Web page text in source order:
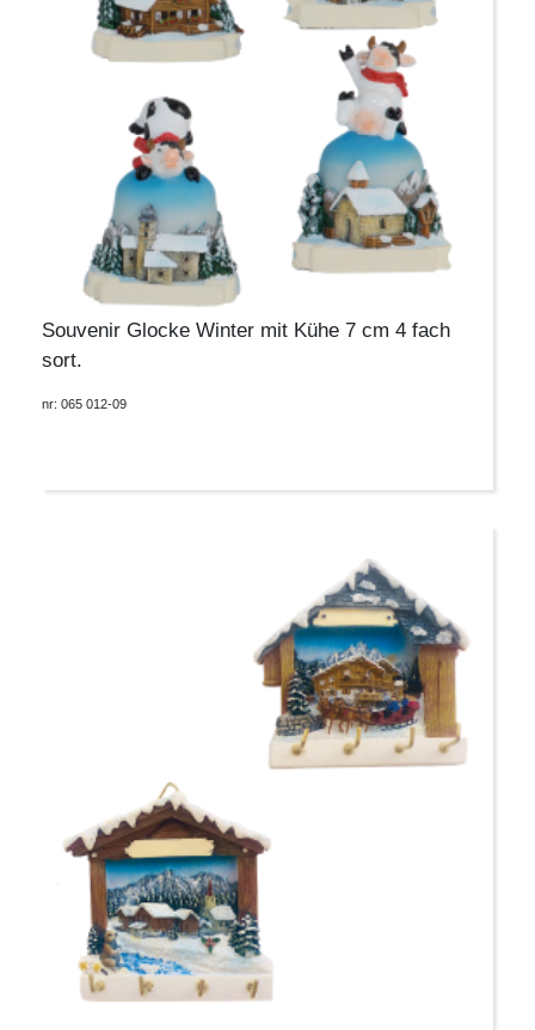
Souvenir Glocke Winter mit Kühe 7 cm 4 fach
sort.
nr: 065 012-09